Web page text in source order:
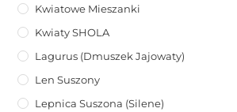
Kwiatowe Mieszanki
Kwiaty SHOLA
Lagurus (dmuszek Jajowaty)
Len Suszony
Lepnica Suszona (Silene)